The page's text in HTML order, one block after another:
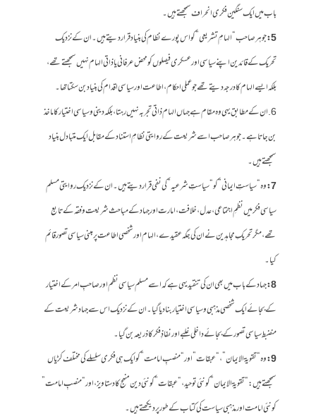
باب میں ایک سنگین فکری انحراف سمجھتے ہیں۔
5: جوہر صاحب “الہامِ تشریعی” کو اس پورے نظام کی بنیاد قرار دیتے ہیں۔ ان کے نزدیک
تحریک کے قائدین اپنے سیاسی اور عسکری فیصلوں کو محض عرفانی یا ذاتی الہام نہیں سمجھتے تھے،
بلکہ ایسے الہام کا درجہ دیتے تھے جو عملی احکام، اطاعت اور سیاسی اقدام کی بنیاد بن سکتا تھا۔
6. ان کے مطابق یہی وہ مقام ہے جہاں الہام ذاتی تجربہ نہیں رہتا، بلکہ دینی و سیاسی اختیار کا ماخذ
بن جاتا ہے۔ جوہر صاحب اسے شریعت کے روایتی نظامِ استناد کے مقابل ایک متبادل بنیاد
سمجھتے ہیں۔
7: وہ “سیاستِ ایمانی” کو “سیاستِ شرعیہ” کی نفی قرار دیتے ہیں۔ ان کے نزدیک روایتی مسلم
سیاسی فکر میں نظمِ اجتماعی، عدل، خلافت، امارت اور جہاد کے مباحث شریعت و فقہ کے تابع
تھے، مگر تحریکِ مجاہدین نے ان کی جگہ عقیدے، الہام اور شخصی اطاعت پر مبنی سیاسی تصور قائم
کیا۔
8: جہاد کے باب میں بھی ان کی تنقید یہی ہے کہ اسے مسلم سیاسی نظم اور صاحبِ امر کے اختیار
کے بجائے ایک شخصی مذہبی و سیاسی اختیار بنا دیا گیا۔ ان کے نزدیک اس سے جہاد شریعت کے
منضبط سیاسی تصور کے بجائے داخلی غلبے اور نفاذِ فکر کا ذریعہ بن گیا۔
9: وہ “تقویۃ الایمان”، “عبقات” اور “منصبِ امامت” کو ایک ہی فکری سلسلے کی مختلف کڑیاں
سمجھتے ہیں: “تقویۃ الایمان” کو نئی توحید، “عبقات” کو نئی دین منھج کا دستاویز ، اور “منصبِ امامت”
کو نئی امامت اور مذہبی سیاست کی کتاب کے طور پر دیکھتے ہیں۔